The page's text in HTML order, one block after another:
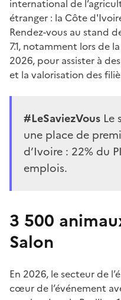
international de
étranger : la Côte
Rendez-vous au stand
7.1, notamment lors de
2026, pour assister à
et la valorisation des
#LeSaviezVous Le
une place de
d’Ivoire : 22% du
emplois.
3 500
Salon
En 2026, le secteur de
cœur de l’événement